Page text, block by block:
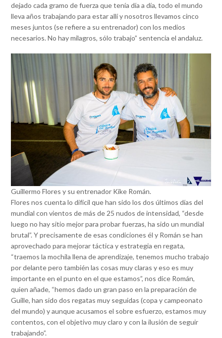
dejado cada gramo de fuerza que tenía día a día, todo el mundo
lleva años trabajando para estar allí y nosotros llevamos cinco
meses juntos (se refiere a su entrenador) con los medios
necesarios. No hay milagros, sólo trabajo” sentencia el andaluz.
Guillermo Flores y su entrenador Kike Román.
Flores nos cuenta lo difícil que han sido los dos últimos días del
mundial con vientos de más de 25 nudos de intensidad, “desde
luego no hay sitio mejor para probar fuerzas, ha sido un mundial
brutal”. Y precisamente de esas condiciones él y Román se han
aprovechado para mejorar táctica y estrategia en regata,
“traemos la mochila llena de aprendizaje, tenemos mucho trabajo
por delante pero también las cosas muy claras y eso es muy
importante en el punto en el que estamos”, nos dice Román,
quien añade, “hemos dado un gran paso en la preparación de
Guille, han sido dos regatas muy seguidas (copa y campeonato
del mundo) y aunque acusamos el sobre esfuerzo, estamos muy
contentos, con el objetivo muy claro y con la ilusión de seguir
trabajando”.